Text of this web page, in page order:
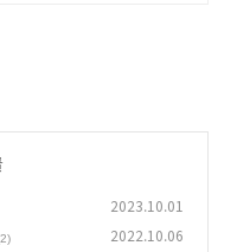
2023.10.01
2022.10.06